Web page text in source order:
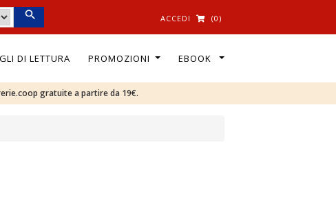
ACCEDI (0)
DI LETTURA PROMOZIONI EBOOK
gratuite a partire da 19€.